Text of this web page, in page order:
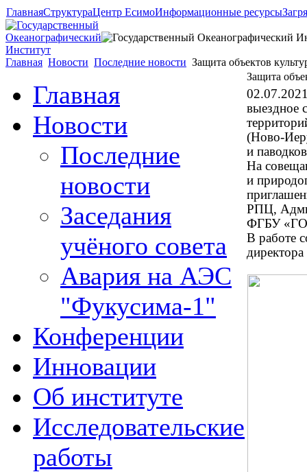
ГлавнаяСтруктураЦентр ЕсимоИнформационные ресурсы
Главная Новости Последние новости Защита объектов
Главная
Новости
Последние
новости
Заседания
учёного совета
Авария на АЭС
"Фукусима-1"
Конференции
Инновации
Об институте
Исследовательские
работы
Защита
выездное
(Ново-
и
На
и
РПЦ,
ФГБУ
В работе